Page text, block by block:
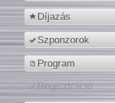
Díjazás
Szponzorok
Program
Regisztráció